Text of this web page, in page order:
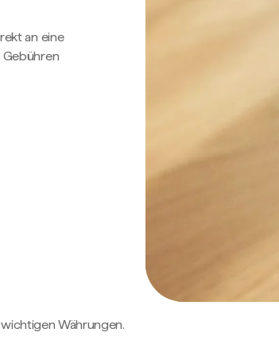
an eine
Gebühren
Währungen.